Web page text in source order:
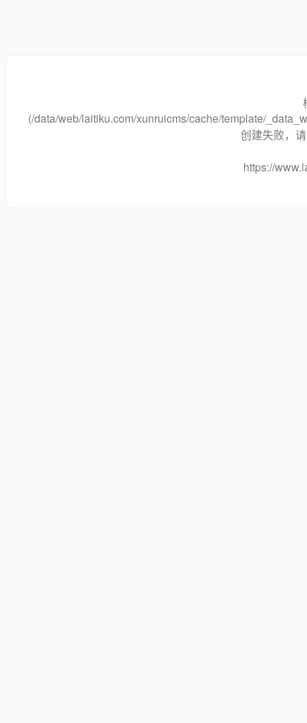
(/data/web/laitiku.com/xunruicms/cache/template/
创建失败，
https://